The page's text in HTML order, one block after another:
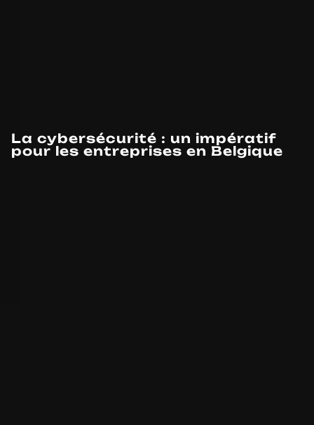
La cybersécurité : un impératif
pour les entreprises en Belgique